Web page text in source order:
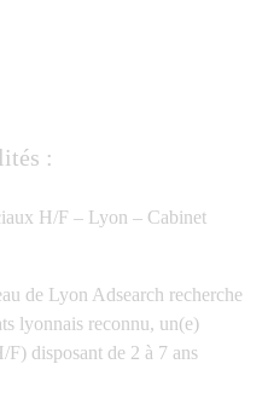
:
H/F – Lyon – Cabinet
de Lyon Adsearch recherche
lyonnais reconnu, un(e)
disposant de 2 à 7 ans